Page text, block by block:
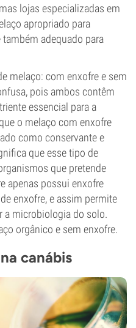
lojas especializadas em
apropriado para
adequado para
melaço: com enxofre e sem
pois ambos contêm
essencial para a
o melaço com enxofre
como conservante e
que esse tipo de
que pretende
apenas possui enxofre
enxofre, e assim permite
a microbiologia do solo.
orgânico e sem enxofre.
canábis